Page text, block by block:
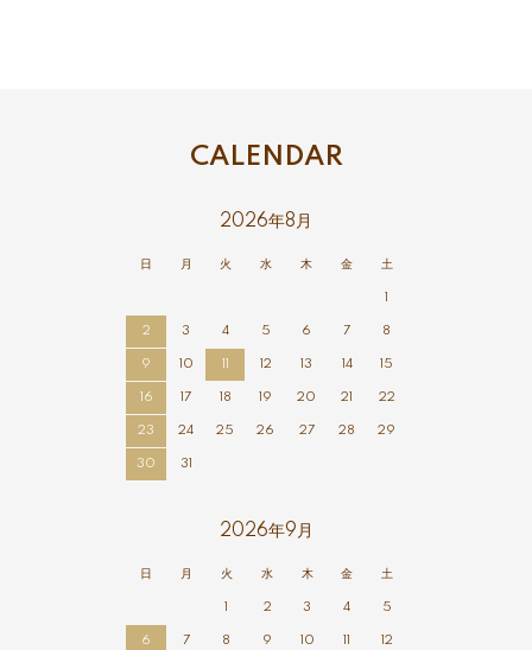
CALENDAR
2026年8月
日 月 火 水 木 金 土
1
2 3 4 5 6 7 8
9 10 11 12 13 14 15
16 17 18 19 20 21 22
23 24 25 26 27 28 29
30 31
2026年9月
日 月 火 水 木 金 土
1 2 3 4 5
6 7 8 9 10 11 12